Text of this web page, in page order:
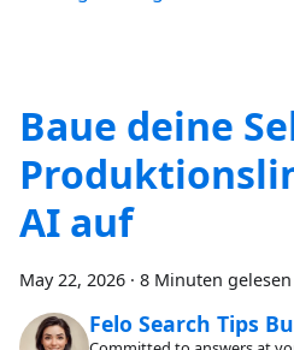
Baue deine
AI auf
May 22, 2026 · 8 Minuten gelesen
Felo Search Tips